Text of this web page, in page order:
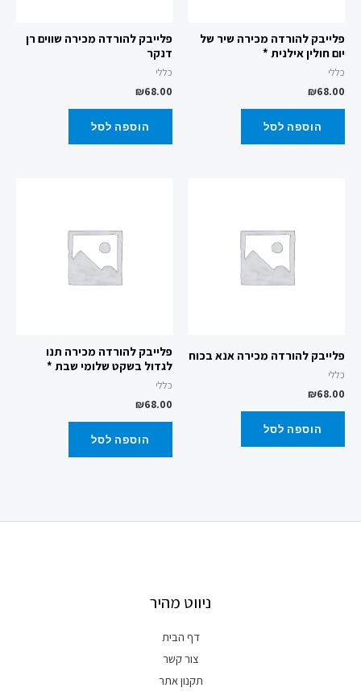
פלייבק להורדה מכירה שיר של
יום חולין אילנית *
כללי
₪68.00
הוספה לסל
פלייבק להורדה מכירה שווים רן
דנקר
כללי
₪68.00
הוספה לסל
פלייבק להורדה מכירה אנא בכוח
כללי
₪68.00
הוספה לסל
פלייבק להורדה מכירה תנו
לגדול בשקט שלומי שבת *
כללי
₪68.00
הוספה לסל
ניווט מהיר
דף הבית
צור קשר
תקנון אתר